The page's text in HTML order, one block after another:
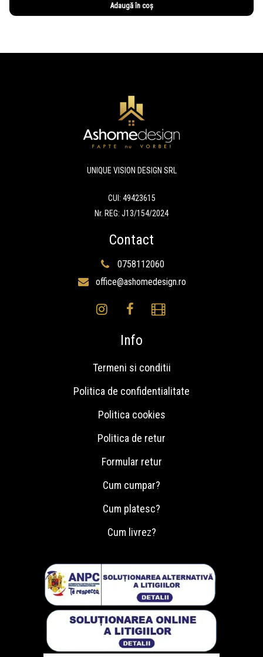
Adaugă în coș
UNIQUE VISION DESIGN SRL
CUI: 49423615
Nr. REG: J13/154/2024
Contact
0758112060
office@ashomedesign.ro
Info
Termeni si conditii
Politica de confidentialitate
Politica cookies
Politica de retur
Formular retur
Cum cumpar?
Cum platesc?
Cum livrez?